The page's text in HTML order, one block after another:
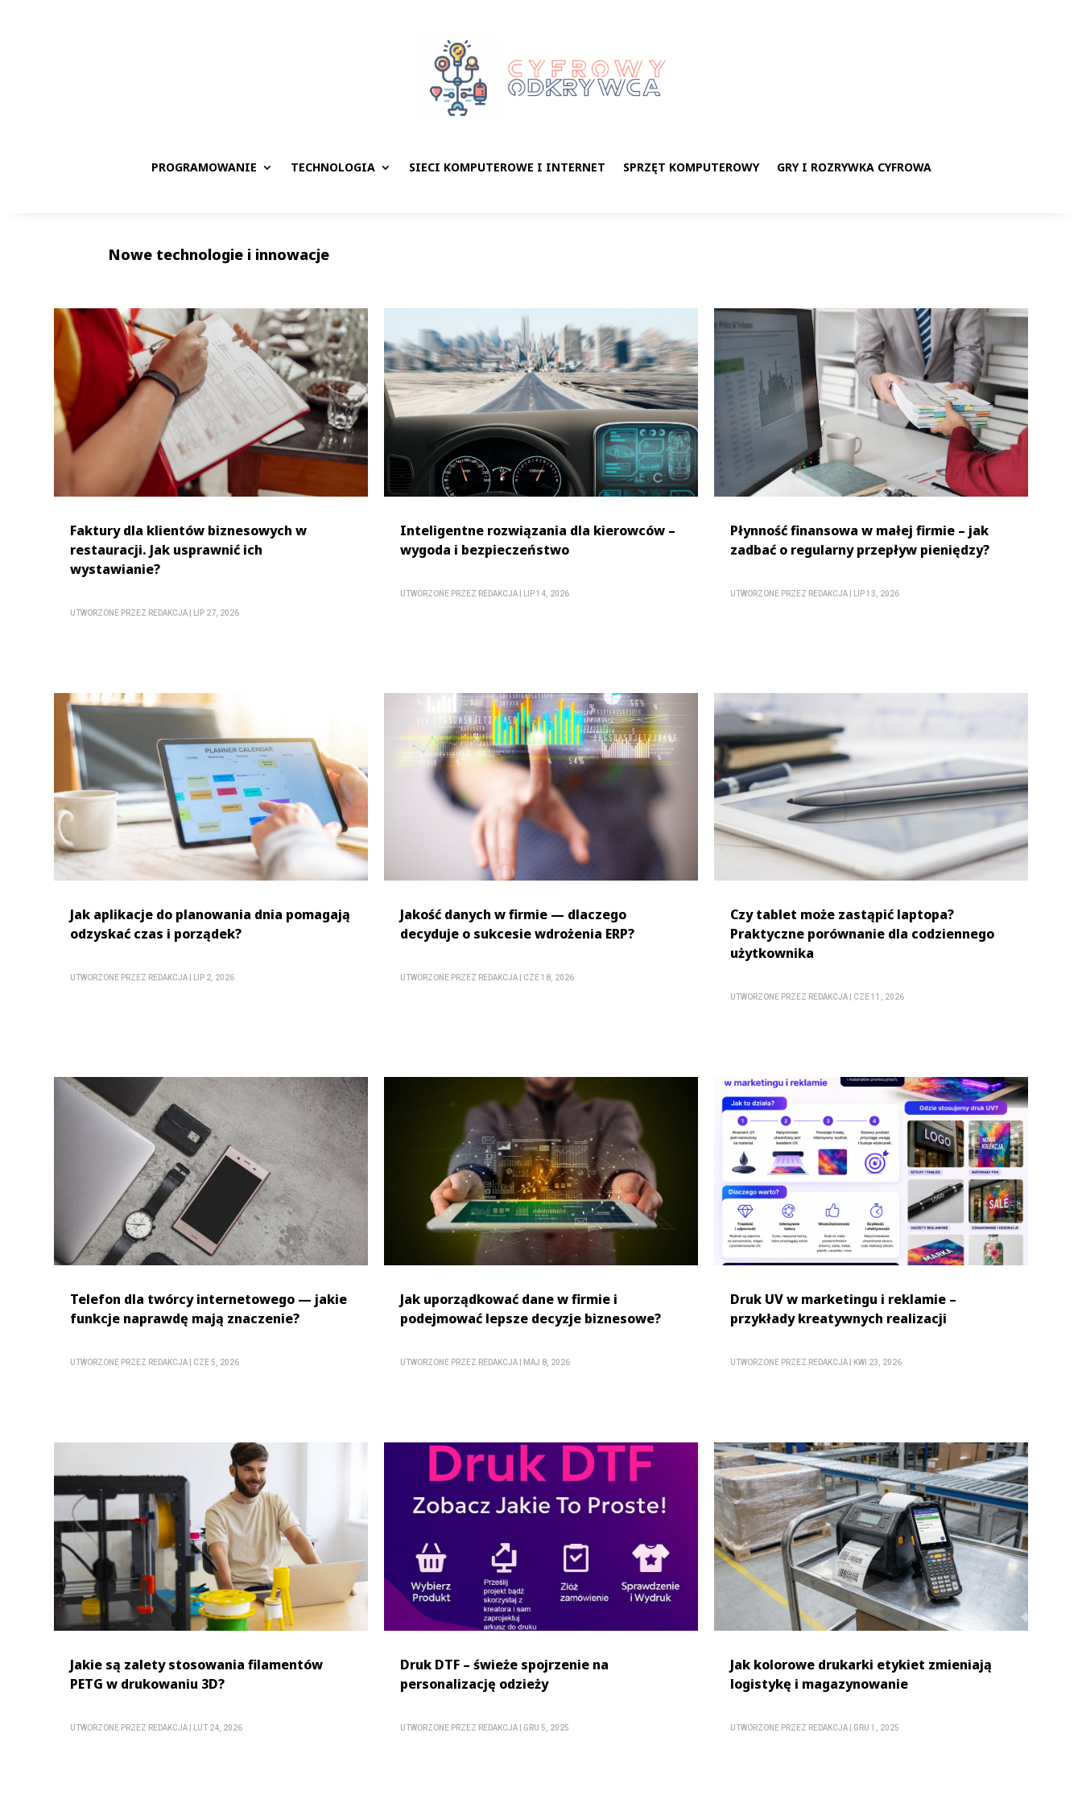
PROGRAMOWANIE TECHNOLOGIA SIECI KOMPUTEROWE I INTERNET SPRZĘT KOMPUTEROWY GRY I ROZRYWKA CYFROWA
Nowe technologie i innowacje
Faktury dla klientów biznesowych w
restauracji. Jak usprawnić ich
wystawianie?
UTWORZONE PRZEZ REDAKCJA LIP 27, 2026
Inteligentne rozwiązania dla kierowców –
wygoda i bezpieczeństwo
UTWORZONE PRZEZ REDAKCJA LIP 14, 2026
Płynność finansowa w małej firmie – jak
zadbać o regularny przepływ pieniędzy?
UTWORZONE PRZEZ REDAKCJA| LIP 13, 2026
Jak aplikacje do planowania dnia pomagają
odzyskać czas i porządek?
UTWORZONE PRZEZ REDAKCJA LIP 2, 2026
Jakość danych w firmie — dlaczego
decyduje o sukcesie wdrożenia ERP?
UTWORZONE PRZEZ REDAKCJA CZE 18, 2026
Czy tablet może zastąpić laptopa?
Praktyczne porównanie dla codziennego
użytkownika
UTWORZONE PRZEZ REDAKCJA| CZE 11, 2026
Telefon dla twórcy internetowego — jakie
funkcje naprawdę mają znaczenie?
UTWORZONE PRZEZ REDAKCJA CZE 5, 2026
Jak uporządkować dane w firmie i
podejmować lepsze decyzje biznesowe?
UTWORZONE PRZEZ REDAKCJA MAJ 8, 2026
Druk UV w marketingu i reklamie –
przykłady kreatywnych realizacji
UTWORZONE PRZEZ REDAKCJA| KWI 23, 2026
Jakie są zalety stosowania filamentów
PETG w drukowaniu 3D?
UTWORZONE PRZEZ REDAKCJA LUT 24, 2026
Druk DTF – świeże spojrzenie na
personalizację odzieży
UTWORZONE PRZEZ REDAKCJA GRU 5, 2025
Jak kolorowe drukarki etykiet zmieniają
logistykę i magazynowanie
UTWORZONE PRZEZ REDAKCJA| GRU 1, 2025